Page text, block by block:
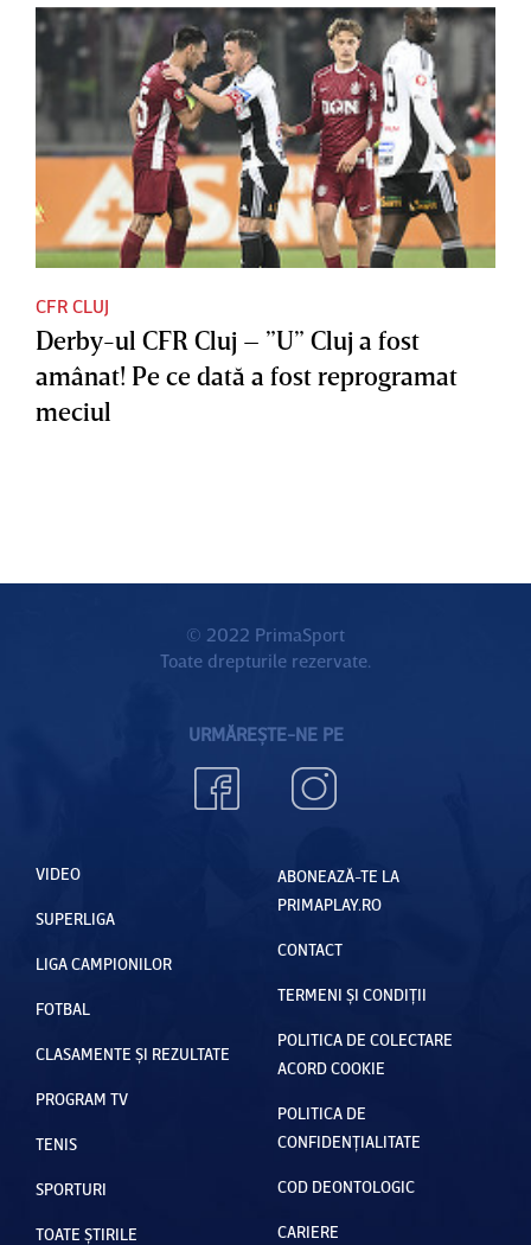
CFR CLUJ
Derby-ul CFR Cluj – ”U” Cluj a fost
amânat! Pe ce dată a fost reprogramat
meciul
© 2022 PrimaSport
Toate drepturile rezervate.
URMĂREȘTE-NE PE
VIDEO
SUPERLIGA
LIGA CAMPIONILOR
FOTBAL
CLASAMENTE ȘI REZULTATE
PROGRAM TV
TENIS
SPORTURI
TOATE ȘTIRILE
ABONEAZĂ-TE LA
PRIMAPLAY.RO
CONTACT
TERMENI ȘI CONDIȚII
POLITICA DE COLECTARE
ACORD COOKIE
POLITICA DE
CONFIDENȚIALITATE
COD DEONTOLOGIC
CARIERE